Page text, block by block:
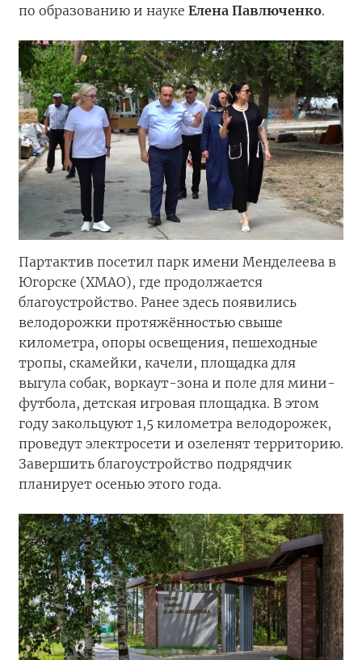
по образованию и науке Елена Павлюченко.
Партактив посетил парк имени Менделеева в
Югорске (ХМАО), где продолжается
благоустройство. Ранее здесь появились
велодорожки протяжённостью свыше
километра, опоры освещения, пешеходные
тропы, скамейки, качели, площадка для
выгула собак, воркаут-зона и поле для мини-
футбола, детская игровая площадка. В этом
году закольцуют 1,5 километра велодорожек,
проведут электросети и озеленят территорию.
Завершить благоустройство подрядчик
планирует осенью этого года.